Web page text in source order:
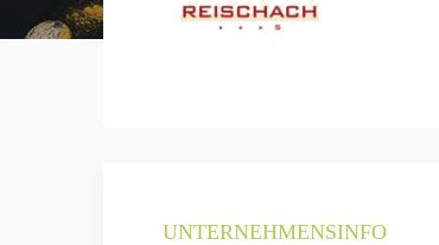
UNTERNEHMENSINFO